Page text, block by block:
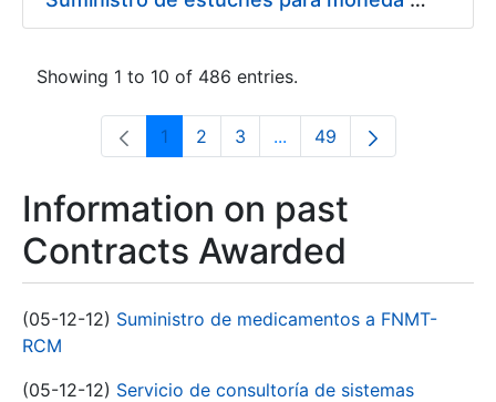
Showing 1 to 10 of 486 entries.
Page
1 Page
2 Page
3 ...Intermediate Pages Use
Page
49
Information on past
Contracts Awarded
(05-12-12) Suministro de medicamentos a FNMT-
RCM
(05-12-12) Servicio de consultoría de sistemas